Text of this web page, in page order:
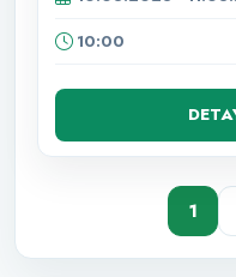
10:00
1